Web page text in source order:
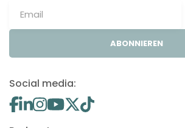
ABONNIEREN
Social media: